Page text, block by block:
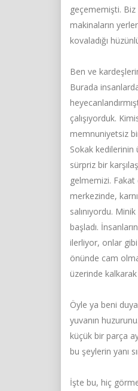
geçememişti.
makinaların
kovaladığı
Ben ve
Burada
çalışıyorduk.
memnuniyetsiz
Sokak kedilerinin
sürpriz bir
gelmemizi.
merkezinde,
salınıyordu.
başladı.
ilerliyor, onlar gibi
önünde cam
üzerinde
Öyle ya beni
yuvanın
küçük bir parça
bu şeylerin yanı
İşte bu, hiç